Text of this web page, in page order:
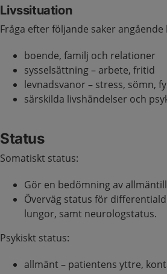
Livssituation
Fråga efter följande saker
boende, familj och relationer
sysselsättning – arbete, fritid
levnadsvanor – stress, sömn,
särskilda livshändelser och
Status
Somatiskt status:
Gör en bedömning av
Överväg status för
lungor, samt neurologstatus.
Psykiskt status:
allmänt – patientens yttre,